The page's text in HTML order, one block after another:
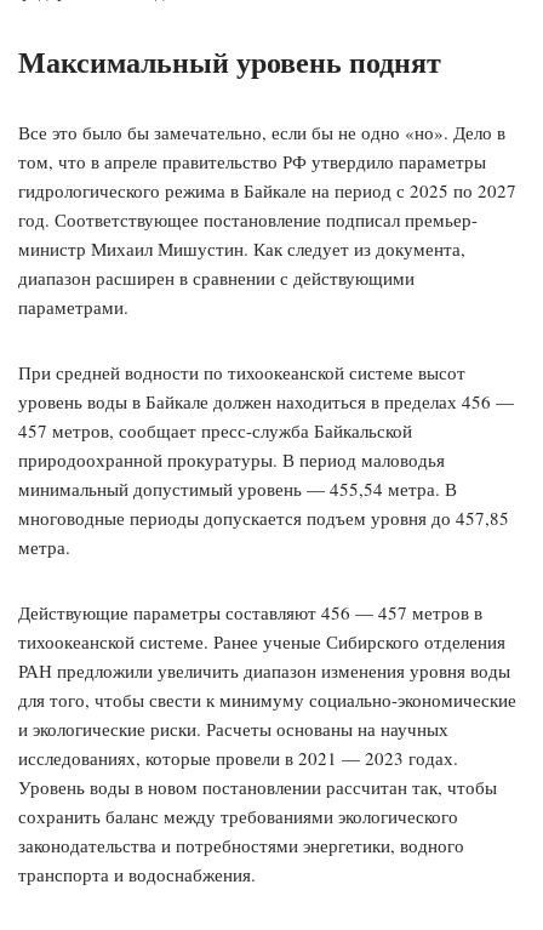
Максимальный уровень поднят
Все это было бы замечательно, если бы не одно «но». Дело в
том, что в апреле правительство РФ утвердило параметры
гидрологического режима в Байкале на период с 2025 по 2027
год. Соответствующее постановление подписал премьер-
министр Михаил Мишустин. Как следует из документа,
диапазон расширен в сравнении с действующими
параметрами.
При средней водности по тихоокеанской системе высот
уровень воды в Байкале должен находиться в пределах 456 —
457 метров, сообщает пресс-служба Байкальской
природоохранной прокуратуры. В период маловодья
минимальный допустимый уровень — 455,54 метра. В
многоводные периоды допускается подъем уровня до 457,85
метра.
Действующие параметры составляют 456 — 457 метров в
тихоокеанской системе. Ранее ученые Сибирского отделения
РАН предложили увеличить диапазон изменения уровня воды
для того, чтобы свести к минимуму социально-экономические
и экологические риски. Расчеты основаны на научных
исследованиях, которые провели в 2021 — 2023 годах.
Уровень воды в новом постановлении рассчитан так, чтобы
сохранить баланс между требованиями экологического
законодательства и потребностями энергетики, водного
транспорта и водоснабжения.